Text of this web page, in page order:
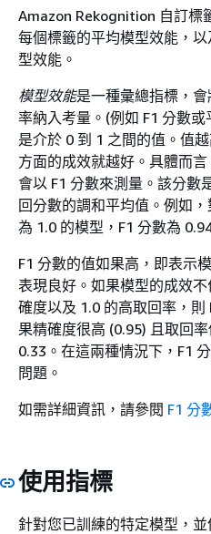
Amazon Rekognition 自訂標
每個標籤的平均模型效能，
型效能。
模型效能是一種彙總指標，
率納入考量。(例如 F1 分數
是介於 0 到 1 之間的值。值
方面的成效就越好。具體而
會以 F1 分數來測量。該分數
回分數的調和平均值。例如
為 1.0 的模型，F1 分數為
F1 分數的值如果高，即表示
表現良好。如果模型的成效
確度以及 1.0 的高取回率，
果精確度很高 (0.95) 且取回
0.33。在這兩種情況下，F1
問題。
如需詳細資訊，請參閱 F1 分
使用指標
針對您已訓練的特定模型，